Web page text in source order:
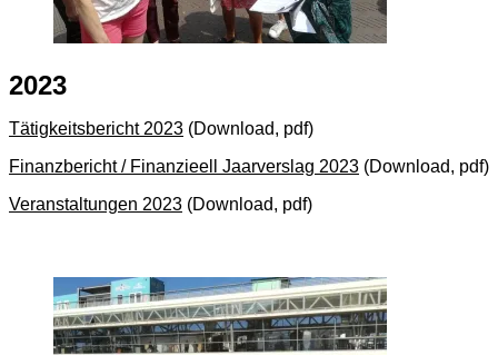
2023
Tätigkeitsbericht 2023 (Download, pdf)
Finanzbericht / Finanzieell Jaarverslag 2023 (Download, pdf)
Veranstaltungen 2023 (Download, pdf)